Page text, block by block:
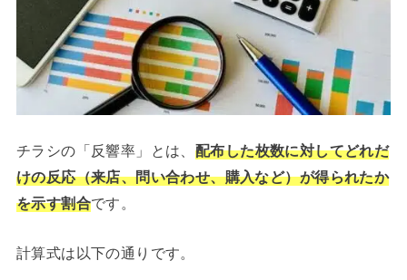
チラシの「反響率」とは、 配布した枚数に対してどれだ
けの反応（来店、問い合わせ、購入など）が得られたか
を示す割合です。
計算式は以下の通りです。